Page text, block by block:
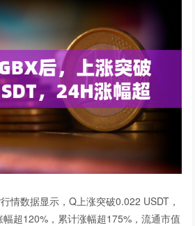
情数据显示，Q上涨突破0.022 USDT，
超120%，累计涨幅超175%，流通市值